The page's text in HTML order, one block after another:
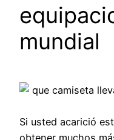
mundial
Si usted acarició